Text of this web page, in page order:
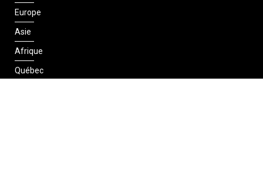
Europe
Asie
Afrique
Québec